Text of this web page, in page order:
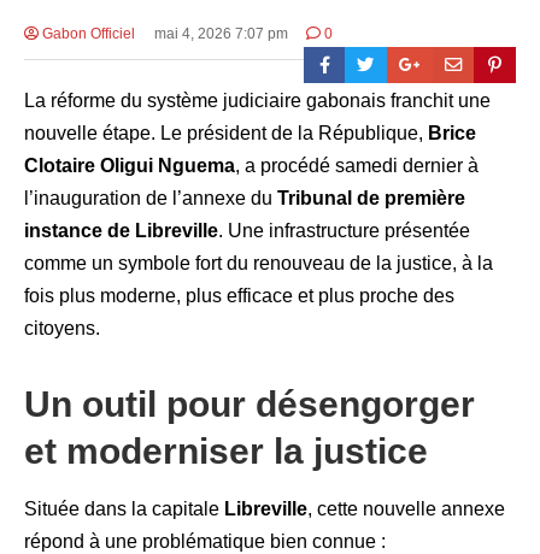
Gabon Officiel mai 4, 2026 7:07 pm 0
La réforme du système judiciaire gabonais franchit une
nouvelle étape. Le président de la République, Brice
Clotaire Oligui Nguema, a procédé samedi dernier à
l’inauguration de l’annexe du Tribunal de première
instance de Libreville. Une infrastructure présentée
comme un symbole fort du renouveau de la justice, à la
fois plus moderne, plus efficace et plus proche des
citoyens.
Un outil pour désengorger
et moderniser la justice
Située dans la capitale Libreville, cette nouvelle annexe
répond à une problématique bien connue :